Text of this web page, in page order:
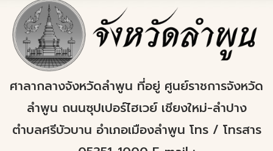
ศาลากลางจังหวัดลำพูน ที่อยู่ ศูนย์ราชการจังหวัด
ลำพูน ถนนซุปเปอร์ไฮเวย์ เชียงใหม่-ลำปาง
ตำบลศรีบัวบาน อำเภอเมืองลำพูน โทร / โทรสาร